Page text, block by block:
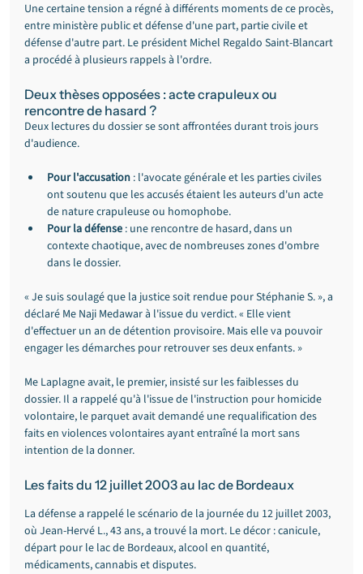
Une certaine tension a régné à différents moments de ce procès,
entre ministère public et défense d'une part, partie civile et
défense d'autre part. Le président Michel Regaldo Saint-Blancart
a procédé à plusieurs rappels à l'ordre.
Deux thèses opposées : acte crapuleux ou
rencontre de hasard ?
Deux lectures du dossier se sont affrontées durant trois jours
d'audience.
Pour l'accusation : l'avocate générale et les parties civiles
ont soutenu que les accusés étaient les auteurs d'un acte
de nature crapuleuse ou homophobe.
Pour la défense : une rencontre de hasard, dans un
contexte chaotique, avec de nombreuses zones d'ombre
dans le dossier.
« Je suis soulagé que la justice soit rendue pour Stéphanie S. », a
déclaré Me Naji Medawar à l'issue du verdict. « Elle vient
d'effectuer un an de détention provisoire. Mais elle va pouvoir
engager les démarches pour retrouver ses deux enfants. »
Me Laplagne avait, le premier, insisté sur les faiblesses du
dossier. Il a rappelé qu'à l'issue de l'instruction pour homicide
volontaire, le parquet avait demandé une requalification des
faits en violences volontaires ayant entraîné la mort sans
intention de la donner.
Les faits du 12 juillet 2003 au lac de Bordeaux
La défense a rappelé le scénario de la journée du 12 juillet 2003,
où Jean-Hervé L., 43 ans, a trouvé la mort. Le décor : canicule,
départ pour le lac de Bordeaux, alcool en quantité,
médicaments, cannabis et disputes.